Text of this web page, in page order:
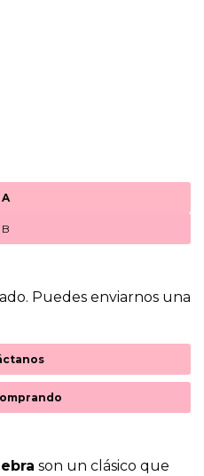
A
B
Puedes enviarnos una
son un clásico que